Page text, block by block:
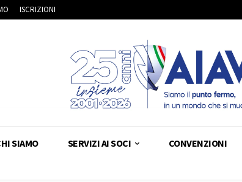
ISCRIZIONI
SIAMO SERVIZI AI SOCI CONVENZIONI